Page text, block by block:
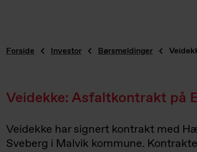
Forside Investor Børsmeldinger
Veidekke: Asfaltkontrakt på
Veidekke har signert kontrakt med
Sveberg i Malvik kommune.